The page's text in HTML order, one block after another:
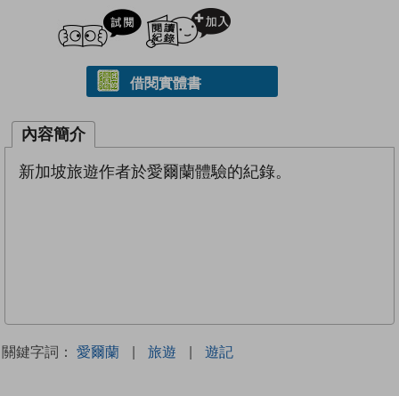
試閲
借閱實體書
內容簡介
新加坡旅遊作者於愛爾蘭體驗的紀錄。
關鍵字詞： 愛爾蘭 | 旅遊 | 遊記